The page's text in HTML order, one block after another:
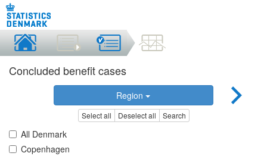
Concluded benefit cases
Region
Select all Deselect all Search
All Denmark
Copenhagen